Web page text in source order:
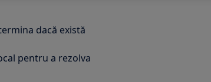
dacă există
pentru a rezolva